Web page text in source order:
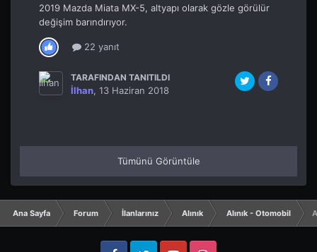
2019 Mazda Miata MX-5, altyapı olarak gözle görülür
değişim barındırıyor.
22 yanıt
TARAFINDAN TANITILDI
İlhan, 13 Haziran 2018
Tümünü Görüntüle
Ana Sayfa Forum İlanlarınız Alınık Alınık - Otomobil